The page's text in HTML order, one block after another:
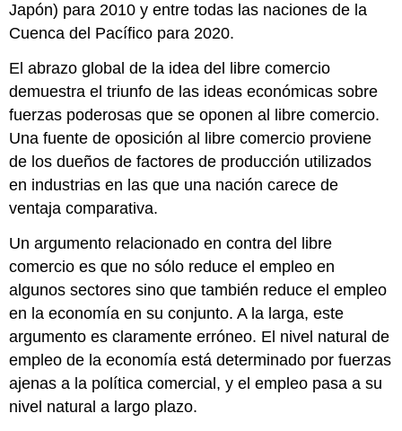
Japón) para 2010 y entre todas las naciones de la
Cuenca del Pacífico para 2020.
El abrazo global de la idea del libre comercio
demuestra el triunfo de las ideas económicas sobre
fuerzas poderosas que se oponen al libre comercio.
Una fuente de oposición al libre comercio proviene
de los dueños de factores de producción utilizados
en industrias en las que una nación carece de
ventaja comparativa.
Un argumento relacionado en contra del libre
comercio es que no sólo reduce el empleo en
algunos sectores sino que también reduce el empleo
en la economía en su conjunto. A la larga, este
argumento es claramente erróneo. El nivel natural de
empleo de la economía está determinado por fuerzas
ajenas a la política comercial, y el empleo pasa a su
nivel natural a largo plazo.